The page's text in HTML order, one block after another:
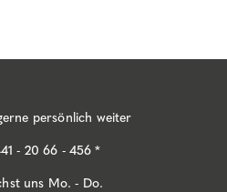
persönlich weiter
- 20 66 - 456 *
uns Mo. - Do.